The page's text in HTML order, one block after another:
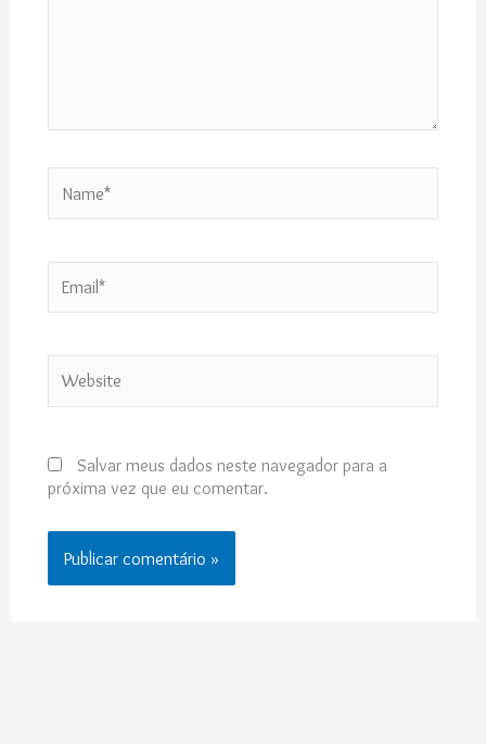
Salvar meus dados neste navegador para a
próxima vez que eu comentar.